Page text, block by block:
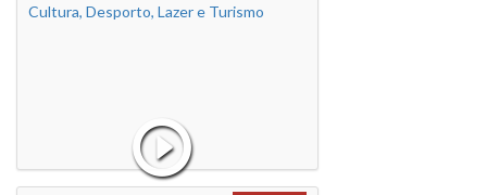
Cultura, Desporto, Lazer e Turismo